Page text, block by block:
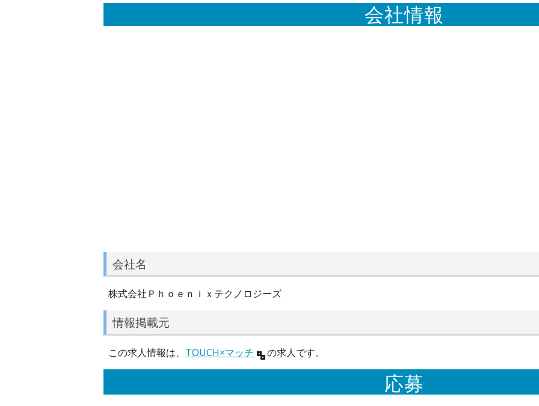
会社情報
会社名
株式会社Ｐｈｏｅｎｉｘテクノロジーズ
情報掲載元
この求人情報は、 TOUCH×マッチ の求人です。
応募